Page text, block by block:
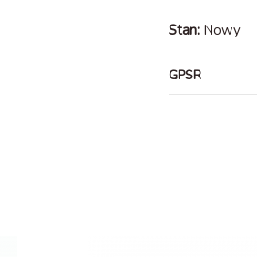
Stan: Nowy
GPSR